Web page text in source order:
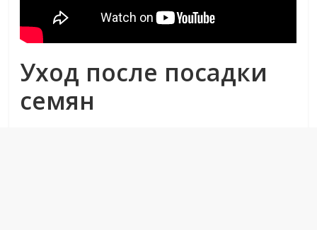
Уход после посадки
семян